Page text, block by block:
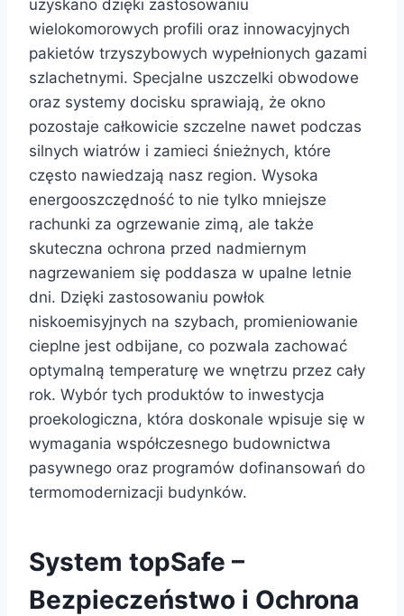
uzyskano dzięki zastosowaniu
wielokomorowych profili oraz innowacyjnych
pakietów trzyszybowych wypełnionych gazami
szlachetnymi. Specjalne uszczelki obwodowe
oraz systemy docisku sprawiają, że okno
pozostaje całkowicie szczelne nawet podczas
silnych wiatrów i zamieci śnieżnych, które
często nawiedzają nasz region. Wysoka
energooszczędność to nie tylko mniejsze
rachunki za ogrzewanie zimą, ale także
skuteczna ochrona przed nadmiernym
nagrzewaniem się poddasza w upalne letnie
dni. Dzięki zastosowaniu powłok
niskoemisyjnych na szybach, promieniowanie
cieplne jest odbijane, co pozwala zachować
optymalną temperaturę we wnętrzu przez cały
rok. Wybór tych produktów to inwestycja
proekologiczna, która doskonale wpisuje się w
wymagania współczesnego budownictwa
pasywnego oraz programów dofinansowań do
termomodernizacji budynków.
System topSafe –
Bezpieczeństwo i Ochrona